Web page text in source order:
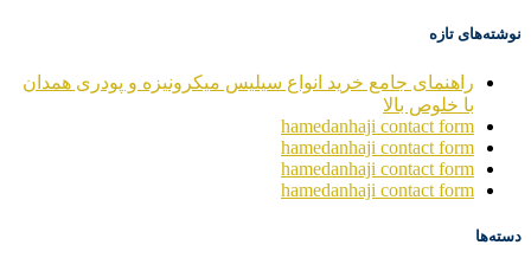
نوشته‌های تازه
راهنمای جامع خرید انواع سیلیس میکرونیزه و پودری همدان
با خلوص بالا
hamedanhaji contact form
hamedanhaji contact form
hamedanhaji contact form
hamedanhaji contact form
دسته‌ها